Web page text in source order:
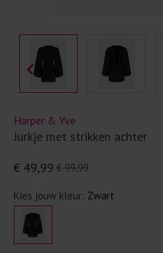
Harper & Yve
Jurkje met strikken achter
€ 99,99
€ 49,99
Kies jouw kleur: Zwart